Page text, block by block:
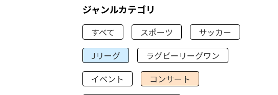
ジャンルカテゴリ
すべて スポーツ
サッカー
Jリーグ
ラグビーリーグワン
イベント
コンサート